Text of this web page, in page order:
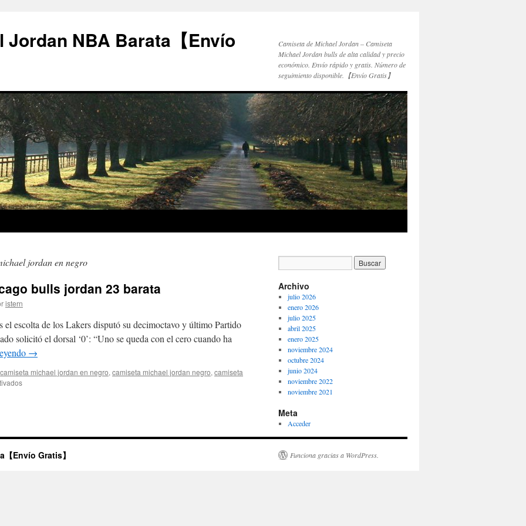
Jordan NBA Barata【Envío
Camiseta de Michael Jordan – Camiseta
Michael Jordan bulls de alta calidad y precio
económico. Envío rápido y gratis. Número de
seguimiento disponible.【Envío Gratis】
jordan en negro
bulls jordan 23 barata
istern
el escolta de los Lakers disputó su decimoctavo y último Partido
solicitó el dorsal ‘0’: “Uno se queda con el cero cuando ha
→
camiseta michael jordan en negro, camiseta michael jordan negro, camiseta
en
jordan
barata
Archivo
julio 2026
enero 2026
julio 2025
abril 2025
enero 2025
noviembre 2024
octubre 2024
junio 2024
noviembre 2022
noviembre 2021
Meta
Acceder
Envío Gratis】 Funciona gracias a WordPress.